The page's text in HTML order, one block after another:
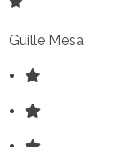
Guille Mesa